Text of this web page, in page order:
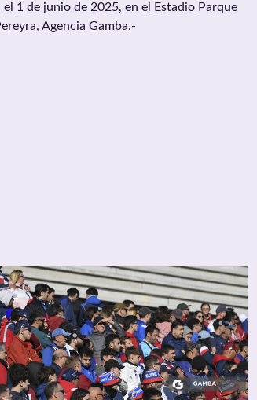
1 de junio de 2025, en el Estadio Parque
Agencia Gamba.-